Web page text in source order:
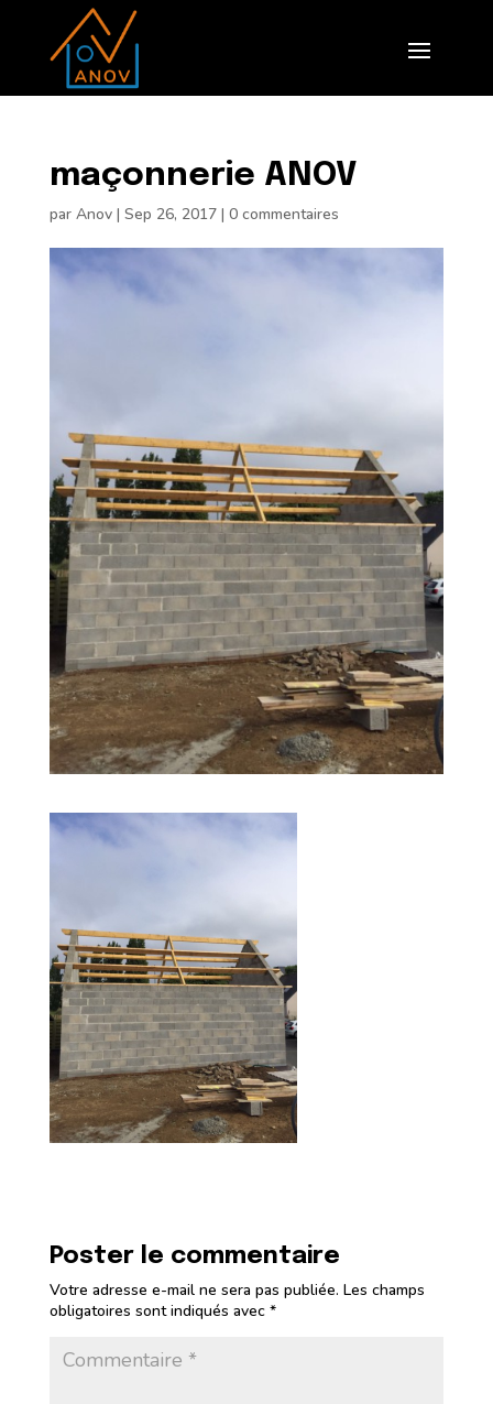
maçonnerie ANOV
par Anov| Sep 26, 2017| 0 commentaires
Poster le commentaire
Votre adresse e-mail ne sera pas publiée. Les champs
obligatoires sont indiqués avec *